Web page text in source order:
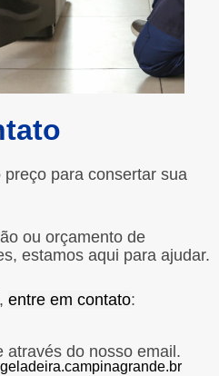
para consertar sua
ou orçamento de
estamos aqui para ajudar.
entre em contato:
através do nosso email.